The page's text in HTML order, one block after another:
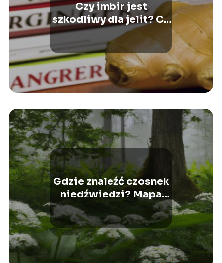
Czy imbir jest
szkodliwy dla jelit? Co
mówią badania?
Gdzie znaleźć czosnek
niedźwiedzi? Mapa
występowania!